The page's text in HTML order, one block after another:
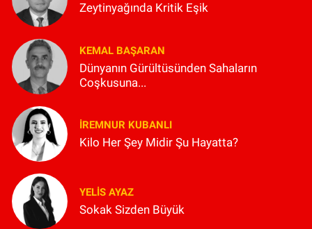
Zeytinyağında Kritik Eşik
KEMAL BAŞARAN
Dünyanın Gürültüsünden Sahaların
Coşkusuna...
İREMNUR KUBANLI
Kilo Her Şey Midir Şu Hayatta?
YELIS AYAZ
Sokak Sizden Büyük